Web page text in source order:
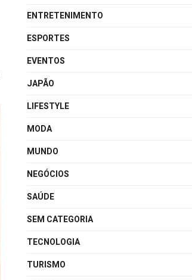
ENTRETENIMENTO
ESPORTES
EVENTOS
JAPÃO
LIFESTYLE
MODA
MUNDO
NEGÓCIOS
SAÚDE
SEM CATEGORIA
TECNOLOGIA
TURISMO